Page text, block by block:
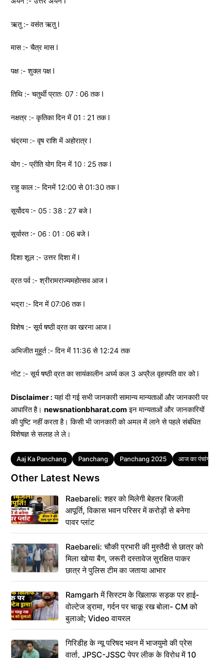
ऋतु :- वसंत ऋतु l
मास :- चैत्र मास l
पक्ष :- शुक्ल पक्ष l
तिथि :- चतुर्थी प्रातः 07 : 06 तक l
नक्षत्र :- कृतिका दिन में 01 : 21 तक l
चंद्रमा :- वृष राशि में अहोरात्र l
योग :- प्रीति योग दिन में 10 : 25 तक l
राहु काल :- दिनमें 12:00 से 01:30 तक l
सूर्योदय :- 05 : 38 : 27 बजे l
सूर्यास्त :- 06 : 01 : 06 बजे l
दिशा शूल :- उत्तर दिशा में l
व्रत पर्व :- श्रीरामराज्यमहोत्सव आज l
भद्रा :- दिन में 07:06 तक l
विशेष :- सूर्य षष्ठी व्रत का खरना आज l
अभिजीत मुहूर्त :- दिन में 11:36 से 12:24 तक
नोट :- सूर्य षष्ठी व्रत का सायंकालीन अर्घ्य कल 3 अप्रैल वृहस्पति वार को l
Disclaimer :यहां दी गई सभी जानकारी सामान्य मान्यताओं और जानकारी पर
आधारित है। newsnationbharat.com इन मान्यताओं और जानकारियों
की पुष्टि नहीं करता है। किसी भी जानकारी को अमल में लाने से पहले संबंधित
विशेषज्ञ से सलाह ले ले।
Tags
Aaj Ka Panchang Panchang Panchang 2025 आज का पंचांग
Other Latest News
Raebareli: शहर को मिलेगी बेहतर बिजली
आपूर्ति, विकास भवन परिसर में करोड़ों से बनेगा
पावर प्लांट
Raebareli: चौकी प्रभारी की मुस्तैदी से छात्र को
मिला खोया बैग, जरूरी दस्तावेज सुरक्षित पाकर
छात्र ने पुलिस टीम का जताया आभार
Ramgarh में सिस्टम के खिलाफ सड़क पर हाई-
वोल्टेज ड्रामा, गर्दन पर चाकू रख बोला- CM को
बुलाओ; Video वायरल
गिरिडीह के न्यू परिषद भवन में भाजयुमो की प्रेस
वार्ता, JPSC-JSSC पेपर लीक के विरोध में 10